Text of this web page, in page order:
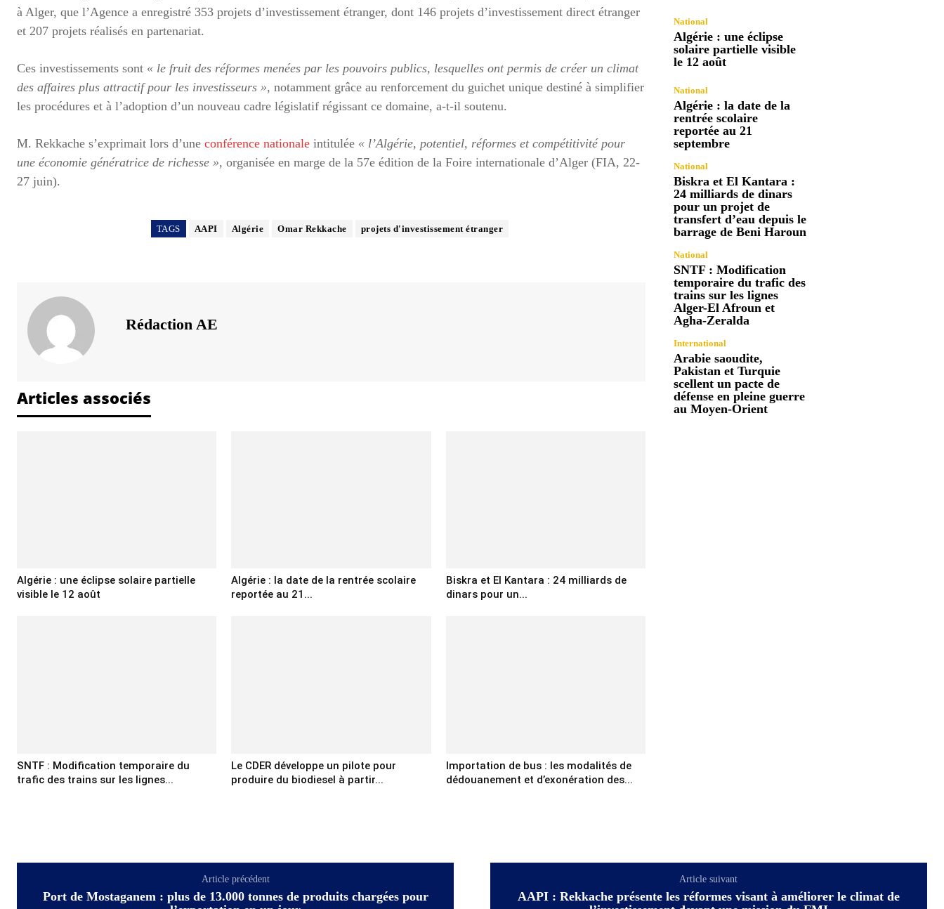
à Alger, que l’Agence a enregistré 353 projets d’investissement étranger, dont 146 projets d’investissement direct étranger
et 207 projets réalisés en partenariat.
Ces investissements sont « le fruit des réformes menées par les pouvoirs publics, lesquelles ont permis de créer un climat
des affaires plus attractif pour les investisseurs », notamment grâce au renforcement du guichet unique destiné à simplifier
les procédures et à l’adoption d’un nouveau cadre législatif régissant ce domaine, a-t-il soutenu.
M. Rekkache s’exprimait lors d’une conférence nationale intitulée « l’Algérie, potentiel, réformes et compétitivité pour
une économie génératrice de richesse », organisée en marge de la 57e édition de la Foire internationale d’Alger (FIA, 22-
27 juin).
TAGS AAPI Algérie Omar Rekkache projets d'investissement étranger
Rédaction AE
Articles associés
Algérie : une éclipse solaire partielle
visible le 12 août
Algérie : la date de la rentrée scolaire
reportée au 21...
Biskra et El Kantara : 24 milliards de
dinars pour un...
SNTF : Modification temporaire du
trafic des trains sur les lignes...
Le CDER développe un pilote pour
produire du biodiesel à partir...
Importation de bus : les modalités de
dédouanement et d’exonération des...
National
Algérie : une éclipse
solaire partielle visible
le 12 août
National
Algérie : la date de la
rentrée scolaire
reportée au 21
septembre
National
Biskra et El Kantara :
24 milliards de dinars
pour un projet de
transfert d’eau depuis le
barrage de Beni Haroun
National
SNTF : Modification
temporaire du trafic des
trains sur les lignes
Alger-El Afroun et
Agha-Zeralda
International
Arabie saoudite,
Pakistan et Turquie
scellent un pacte de
défense en pleine guerre
au Moyen-Orient
Article précédent
Port de Mostaganem : plus de 13.000 tonnes de produits chargées pour
Article suivant
AAPI : Rekkache présente les réformes visant à améliorer le climat de